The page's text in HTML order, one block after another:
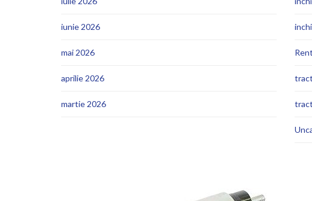
iunie 2026
mai 2026
aprilie 2026
martie 2026